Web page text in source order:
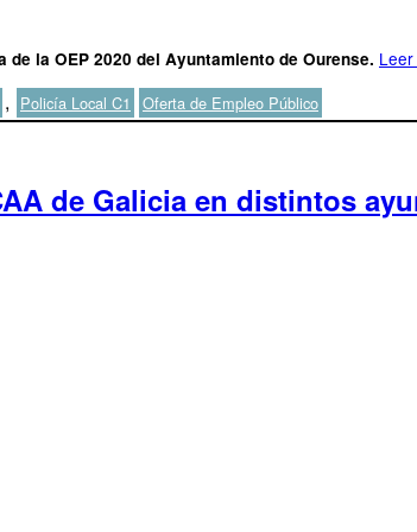
la OEP 2020 del Ayuntamiento de Ourense.
, Policía Local C1 Etiquetas
Oferta de Empleo Público
de Galicia en distintos